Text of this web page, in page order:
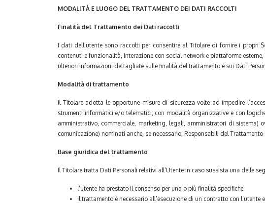
MODALITÀ E LUOGO DEL TRATTAMENTO DEI DATI RACCOLTI
Finalità del Trattamento dei Dati raccolti
I dati dell’utente sono raccolti per consentire al Titolare di fornire i propri
contenuti e funzionalità, Interazione con social network e piattaforme
ulteriori informazioni dettagliate sulle finalità del trattamento e sui Dati
Modalità di trattamento
Il Titolare adotta le opportune misure di sicurezza volte ad impedire
strumenti informatici e/o telematici, con modalità organizzative e con
amministrativo, commerciale, marketing, legali, amministratori di
comunicazione) nominati anche, se necessario, Responsabili del
Base giuridica del trattamento
Il Titolare tratta Dati Personali relativi all’Utente in caso sussista una delle
l’utente ha prestato il consenso per una o più finalità specifiche;
il trattamento è necessario all’esecuzione di un contratto con